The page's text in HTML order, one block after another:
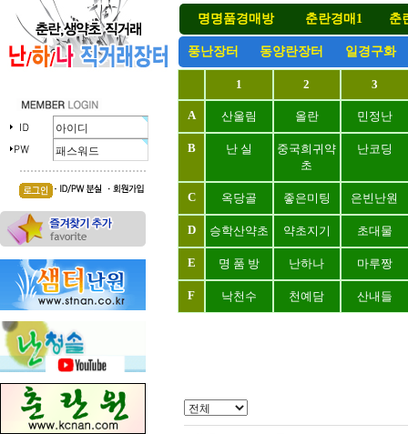
난하나직거래 모든
( 후원 ) 난하나직거
풍난경매 장터 오픈
난하나 직거래 장터
명명품경매방 춘란경매1 춘
풍난장터 동양란장터 일경구화
1 2 3
A 산울림 올란 민정난
B 난 실
중국희귀약
초
난코딩
C 옥당골 좋은미팅 은빈난원
D 승학산약초 약초지기 초대물
E 명 품 방 난하나 마루짱
F 낙천수 천예담 산내들